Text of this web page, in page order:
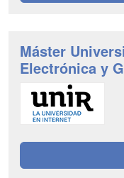
Máster
Electrónica y